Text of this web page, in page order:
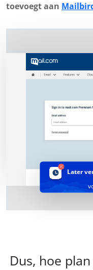
toevoegt aan
Later
Dus, hoe